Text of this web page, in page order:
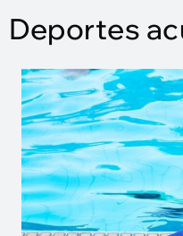
Deportes